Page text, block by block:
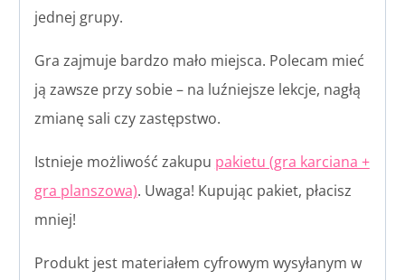
jednej grupy.
Gra zajmuje bardzo mało miejsca. Polecam mieć
ją zawsze przy sobie – na luźniejsze lekcje, nagłą
zmianę sali czy zastępstwo.
Istnieje możliwość zakupu pakietu (gra karciana +
gra planszowa). Uwaga! Kupując pakiet, płacisz
mniej!
Produkt jest materiałem cyfrowym wysyłanym w